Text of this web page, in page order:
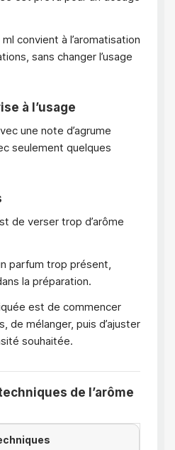
convient à l’aromatisation
sans changer l’usage
à l’usage
une note d’agrume
seulement quelques
de verser trop d’arôme
parfum trop présent,
la préparation.
est de commencer
de mélanger, puis d’ajuster
souhaitée.
de l’arôme